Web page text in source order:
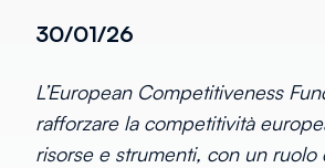
30/01/26
L’European Competitiveness
rafforzare la competitività
risorse e strumenti, con un ruolo